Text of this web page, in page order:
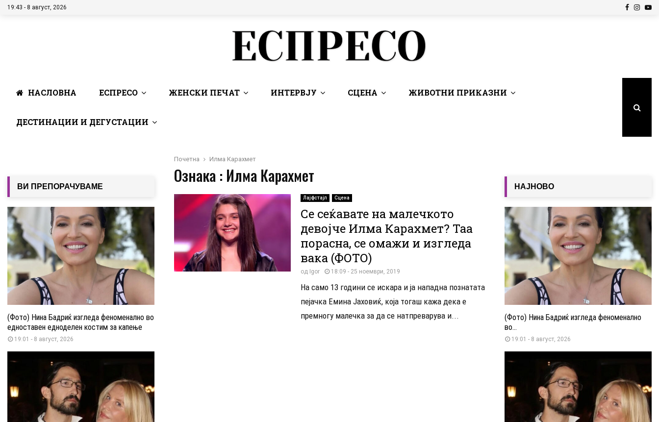
19:43 - 8 август, 2026 Facebook
НАСЛОВНА ЕСПРЕСО ЖЕНСКИ ПЕЧАТ ИНТЕРВЈУ СЦЕНА ЖИВОТНИ ПРИКАЗНИ
ДЕСТИНАЦИИ И ДЕГУСТАЦИИ
Почетна Илма Карахмет
Ознака : Илма Карахмет
Лајфстајл Сцена
Се сеќавате на малечкото
девојче Илма Карахмет? Таа
порасна, се омажи и изгледа
вака (ФОТО)
од Igor 18:09 - 25 ноември, 2019
На само 13 години се искара и ја нападна познатата
пејачка Емина Јаховиќ, која тогаш кажа дека е
премногу малечка за да се натпреварува и...
ВИ ПРЕПОРАЧУВАМЕ
(Фото) Нина Бадриќ изгледа феноменално во
едноставен едноделен костим за капење
19:01 - 8 август, 2026
НАЈНОВО
(Фото) Нина Бадриќ изгледа феноменално
во...
19:01 - 8 август, 2026